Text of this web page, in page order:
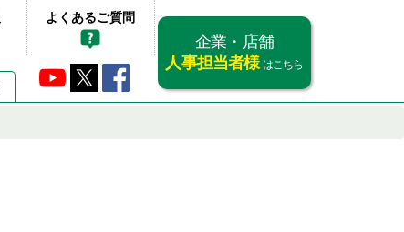
よくあるご質問
企業・店舗
人事担当者様 はこちら